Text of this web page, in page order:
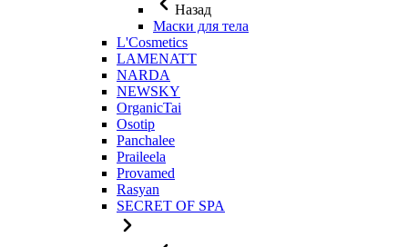
Назад
Маски для тела
L'Cosmetics
LAMENATT
NARDA
NEWSKY
OrganicTai
Osotip
Panchalee
Praileela
Provamed
Rasyan
SECRET OF SPA